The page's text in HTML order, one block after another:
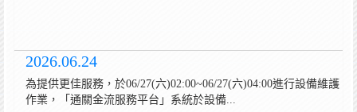
2026.06.24
為提供更佳服務，於06/27(六)02:00~06/27(六)04:00進行設備維護
作業，「通關金流服務平台」系統於設備...